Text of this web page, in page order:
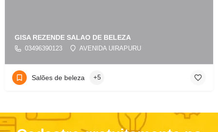
GISA REZENDE SALAO DE BELEZA
03496390123 AVENIDA UIRAPURU
Salões de beleza +5